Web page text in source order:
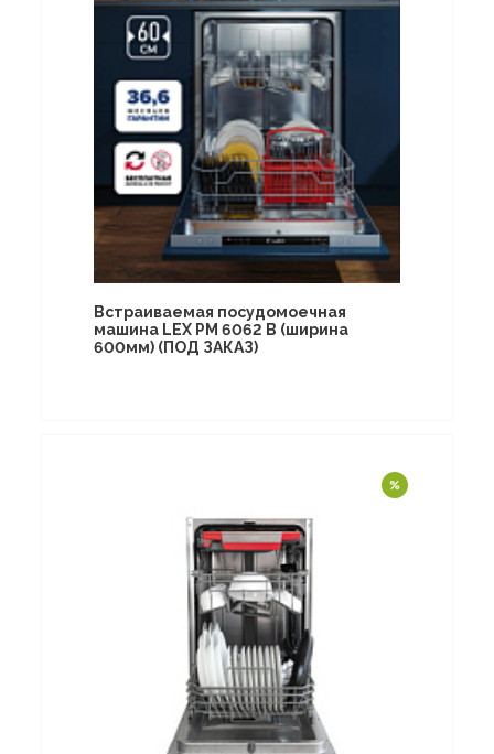
Встраиваемая посудомоечная
машина LEX PM 6062 B (ширина
600мм) (ПОД ЗАКАЗ)